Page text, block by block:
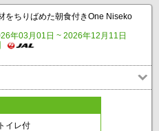
をちりばめた朝食付きOne Niseko
年03月01日 ~ 2026年12月11日
イレ付